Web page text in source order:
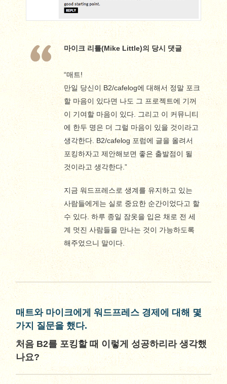
마이크 리틀(Mike Little)의 당시 댓글
“매트!
만일 당신이 B2/cafelog에 대해서 정말 포크
할 마음이 있다면 나도 그 프로젝트에 기꺼
이 기여할 마음이 있다. 그리고 이 커뮤니티
에 한두 명은 더 그럴 마음이 있을 것이라고
생각한다. B2/cafelog 포럼에 글을 올려서
포킹하자고 제안해보면 좋은 출발점이 될
것이라고 생각한다.”
지금 워드프레스로 생계를 유지하고 있는
사람들에게는 실로 중요한 순간이었다고 할
수 있다. 하루 종일 잠옷을 입은 채로 전 세
계 멋진 사람들을 만나는 것이 가능하도록
해주었으니 말이다.
매트와 마이크에게 워드프레스 경제에 대해 몇
가지 질문을 했다.
처음 B2를 포킹할 때 이렇게 성공하리라 생각했
나요?